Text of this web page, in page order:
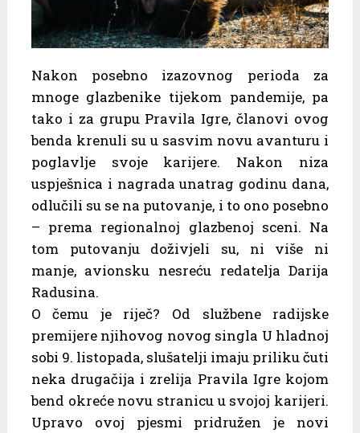
Nakon posebno izazovnog perioda za
mnoge glazbenike tijekom pandemije, pa
tako i za grupu Pravila Igre, članovi ovog
benda krenuli su u sasvim novu avanturu i
poglavlje svoje karijere. Nakon niza
uspješnica i nagrada unatrag godinu dana,
odlučili su se na putovanje, i to ono posebno
– prema regionalnoj glazbenoj sceni. Na
tom putovanju doživjeli su, ni više ni
manje, avionsku nesreću redatelja Darija
Radusina.
O čemu je riječ? Od službene radijske
premijere njihovog novog singla U hladnoj
sobi 9. listopada, slušatelji imaju priliku čuti
neka drugačija i zrelija Pravila Igre kojom
bend okreće novu stranicu u svojoj karijeri.
Upravo ovoj pjesmi pridružen je novi